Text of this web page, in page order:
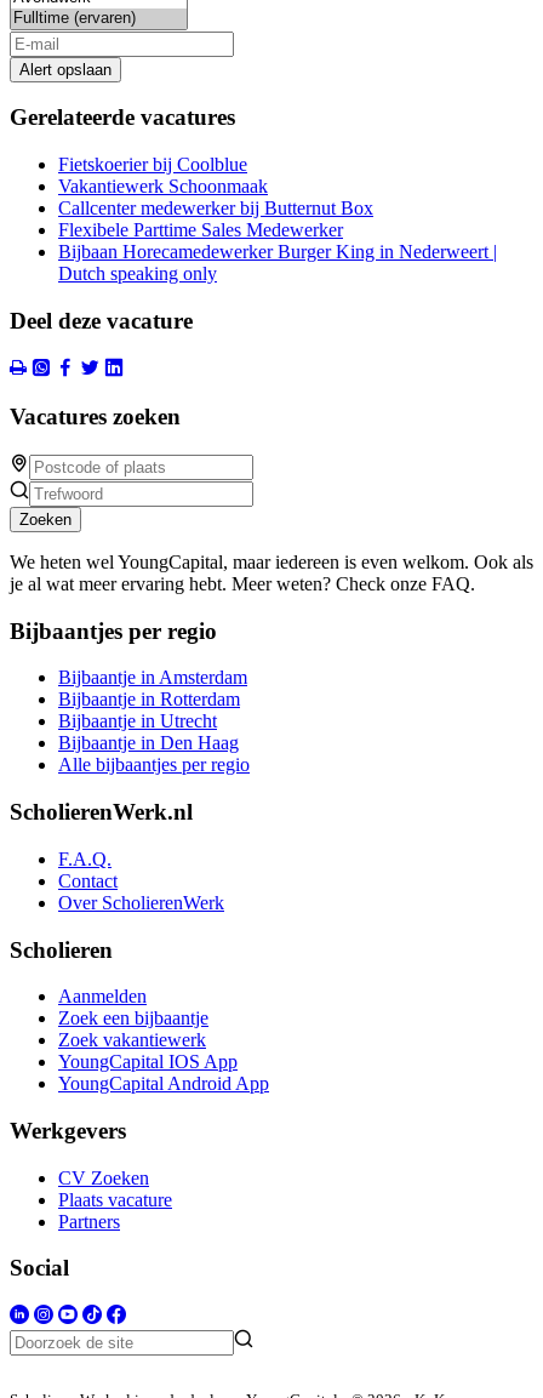
Alert opslaan
Gerelateerde vacatures
Fietskoerier bij Coolblue
Vakantiewerk Schoonmaak
Callcenter medewerker bij Butternut Box
Flexibele Parttime Sales Medewerker
Bijbaan Horecamedewerker Burger King in Nederweert |
Dutch speaking only
Deel deze vacature
Vacatures zoeken
Zoeken
We heten wel YoungCapital, maar iedereen is even welkom. Ook als
je al wat meer ervaring hebt. Meer weten? Check onze FAQ.
Bijbaantjes per regio
Bijbaantje in Amsterdam
Bijbaantje in Rotterdam
Bijbaantje in Utrecht
Bijbaantje in Den Haag
Alle bijbaantjes per regio
ScholierenWerk.nl
F.A.Q.
Contact
Over ScholierenWerk
Scholieren
Aanmelden
Zoek een bijbaantje
Zoek vakantiewerk
YoungCapital IOS App
YoungCapital Android App
Werkgevers
CV Zoeken
Plaats vacature
Partners
Social